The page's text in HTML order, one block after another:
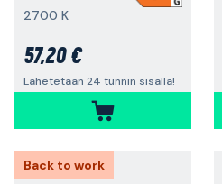
2700 K
57,20 €
Lähetetään 24 tunnin sisällä!
Back to work